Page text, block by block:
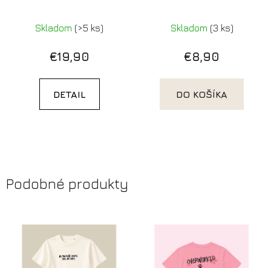
Skladom (>5 ks)
€19,90
DETAIL
Skladom (3 ks)
€8,90
DO KOŠÍKA
Podobné produkty